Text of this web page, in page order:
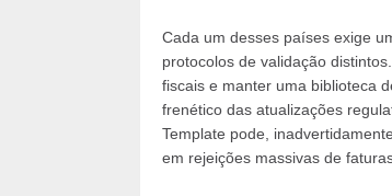
Cada um desses países exige
protocolos de validação
fiscais e manter uma biblioteca
frenético das atualizações
Template pode,
em rejeições massivas de